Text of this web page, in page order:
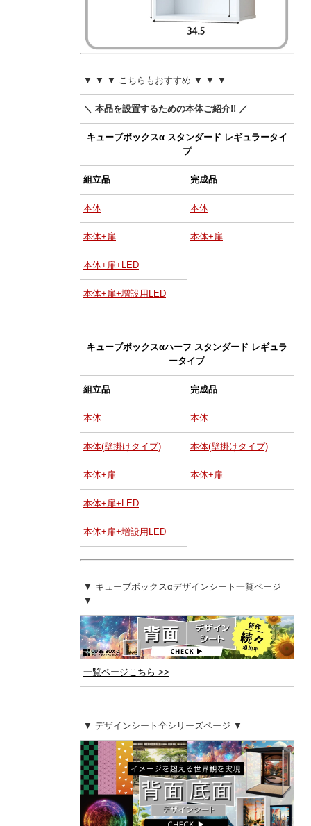
▼ ▼ ▼ こちらもおすすめ ▼ ▼ ▼
＼ 本品を設置するための本体ご紹介!! ／
キューブボックスα スタンダード レギュラータイ
プ
組立品 完成品
本体 本体
本体+扉 本体+扉
本体+扉+LED
本体+扉+増設用LED
キューブボックスαハーフ スタンダード レギュラ
ータイプ
組立品 完成品
本体 本体
本体(壁掛けタイプ) 本体(壁掛けタイプ)
本体+扉 本体+扉
本体+扉+LED
本体+扉+増設用LED
▼ キューブボックスαデザインシート一覧ページ
▼
一覧ページこちら >>
▼ デザインシート全シリーズページ ▼